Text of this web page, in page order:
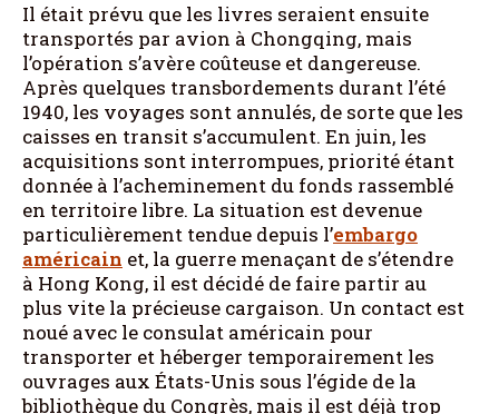
Il était prévu que les livres seraient ensuite
transportés par avion à Chongqing, mais
l’opération s’avère coûteuse et dangereuse.
Après quelques transbordements durant l’été
1940, les voyages sont annulés, de sorte que les
caisses en transit s’accumulent. En juin, les
acquisitions sont interrompues, priorité étant
donnée à l’acheminement du fonds rassemblé
en territoire libre. La situation est devenue
particulièrement tendue depuis l’embargo
américain et, la guerre menaçant de s’étendre
à Hong Kong, il est décidé de faire partir au
plus vite la précieuse cargaison. Un contact est
noué avec le consulat américain pour
transporter et héberger temporairement les
ouvrages aux États-Unis sous l’égide de la
bibliothèque du Congrès, mais il est déjà trop